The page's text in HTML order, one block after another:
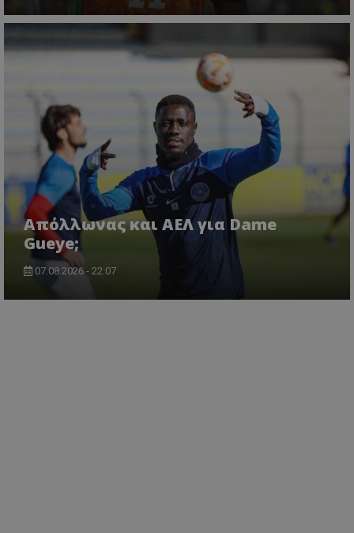
Απόλλωνας και ΑΕΛ για Dame
Gueye;
07.08.2026 - 22:07